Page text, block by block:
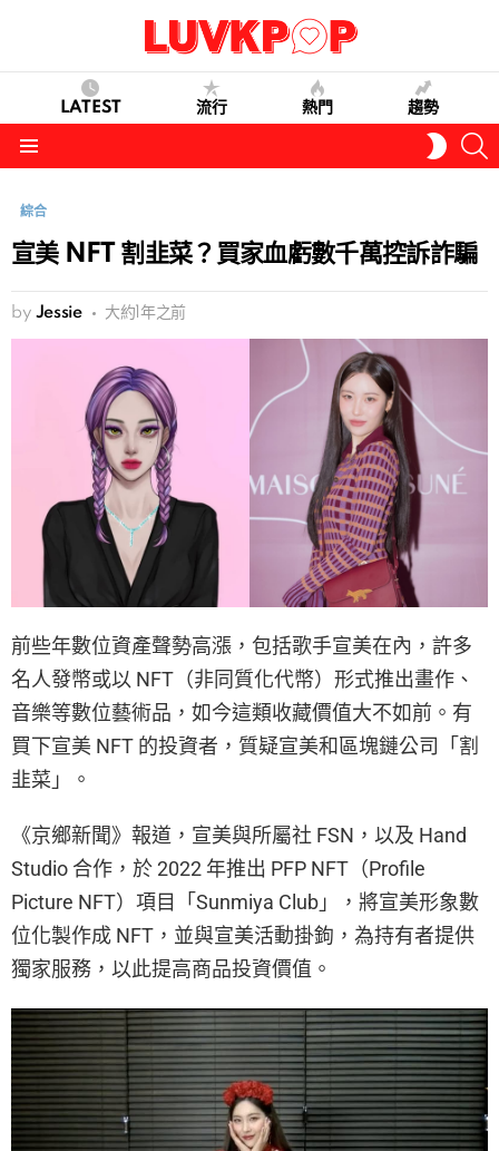
LATEST 流行 熱門 趨勢
SKIN
綜合
宣美 NFT 割韭菜？買家血虧數千萬控訴詐騙
by Jessie 大約1年之前
前些年數位資產聲勢高漲，包括歌手宣美在內，許多
名人發幣或以 NFT（非同質化代幣）形式推出畫作、
音樂等數位藝術品，如今這類收藏價值大不如前。有
買下宣美 NFT 的投資者，質疑宣美和區塊鏈公司「割
韭菜」。
《京鄉新聞》報道，宣美與所屬社 FSN，以及 Hand
Studio 合作，於 2022 年推出 PFP NFT（Profile
Picture NFT）項目「Sunmiya Club」，將宣美形象數
位化製作成 NFT，並與宣美活動掛鉤，為持有者提供
獨家服務，以此提高商品投資價值。